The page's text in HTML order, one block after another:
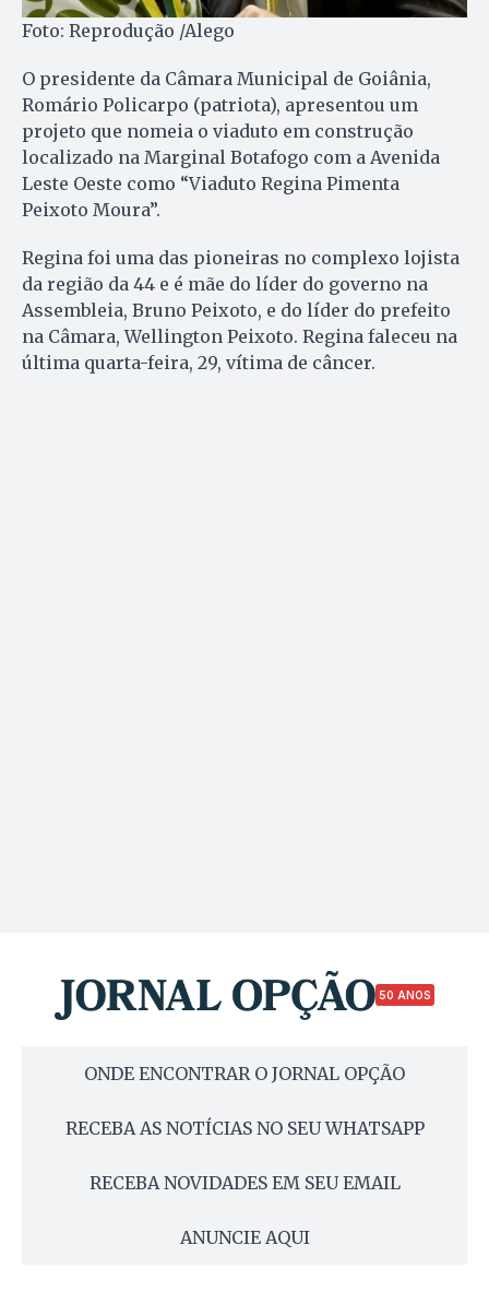
Foto: Reprodução /Alego
O presidente da Câmara Municipal de Goiânia,
Romário Policarpo (patriota), apresentou um
projeto que nomeia o viaduto em construção
localizado na Marginal Botafogo com a Avenida
Leste Oeste como “Viaduto Regina Pimenta
Peixoto Moura”.
Regina foi uma das pioneiras no complexo lojista
da região da 44 e é mãe do líder do governo na
Assembleia, Bruno Peixoto, e do líder do prefeito
na Câmara, Wellington Peixoto. Regina faleceu na
última quarta-feira, 29, vítima de câncer.
50 ANOS
ONDE ENCONTRAR O JORNAL OPÇÃO
RECEBA AS NOTÍCIAS NO SEU WHATSAPP
RECEBA NOVIDADES EM SEU EMAIL
ANUNCIE AQUI